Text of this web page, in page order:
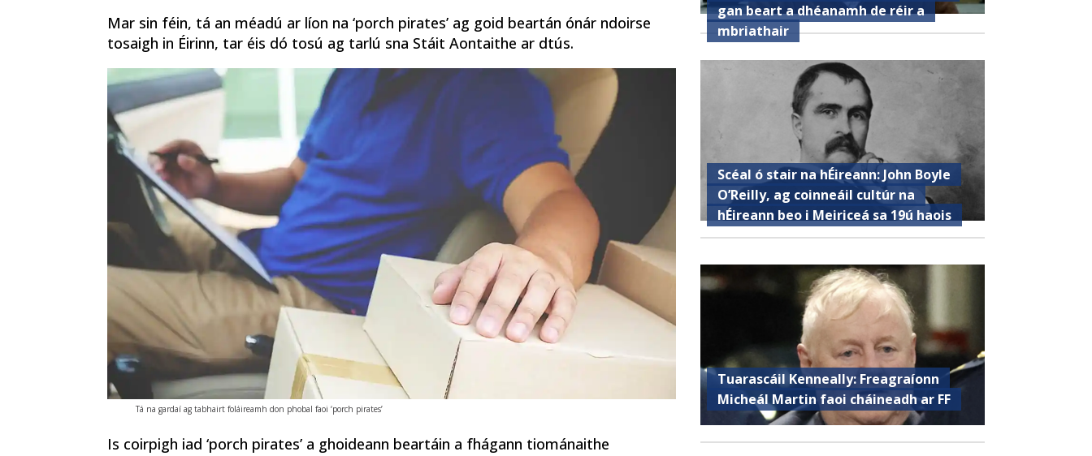
Mar sin féin, tá an méadú ar líon na ‘porch pirates’ ag goid beartán ónár ndoirse
tosaigh in Éirinn, tar éis dó tosú ag tarlú sna Stáit Aontaithe ar dtús.
Tá na gardaí ag tabhairt foláireamh don phobal faoi ‘porch pirates’
Is coirpigh iad ‘porch pirates’ a ghoideann beartáin a fhágann tiománaithe
gan beart a dhéanamh de réir a
mbriathair
Scéal ó stair na hÉireann: John Boyle
O’Reilly, ag coinneáil cultúr na
hÉireann beo i Meiriceá sa 19ú haois
Tuarascáil Kenneally: Freagraíonn
Micheál Martin faoi cháineadh ar FF